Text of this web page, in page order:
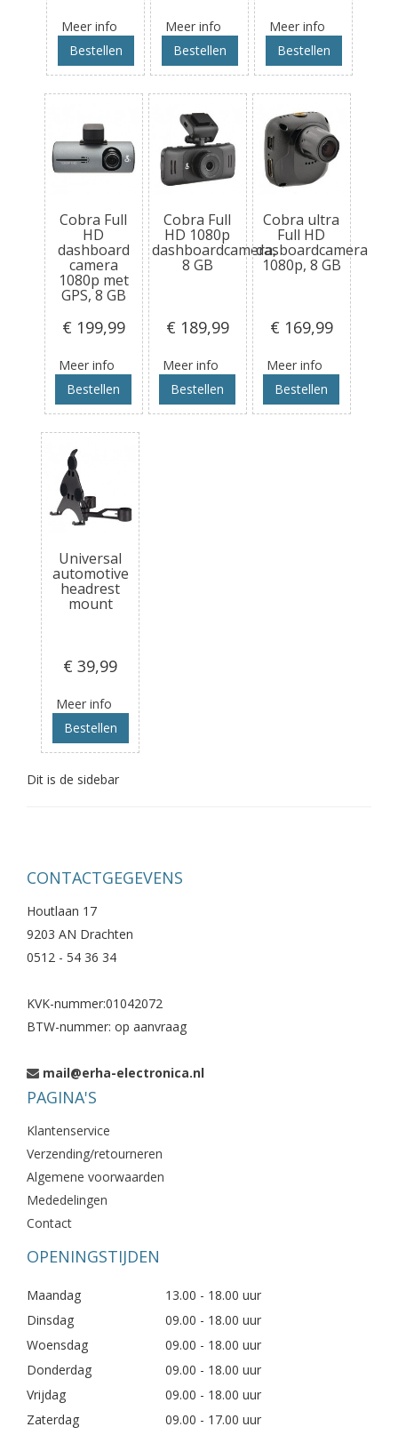
Meer info
Bestellen
Meer info
Bestellen
Meer info
Bestellen
Cobra Full
HD
dashboard
camera
1080p met
GPS, 8 GB
€ 199,99
Meer info
Bestellen
Cobra Full
HD 1080p
dashboardcamera,
8 GB
€ 189,99
Meer info
Bestellen
Cobra ultra
Full HD
dasboardcamera
1080p, 8 GB
€ 169,99
Meer info
Bestellen
Universal
automotive
headrest
mount
€ 39,99
Meer info
Bestellen
Dit is de sidebar
CONTACTGEGEVENS
Houtlaan 17
9203 AN Drachten
0512 - 54 36 34
KVK-nummer:01042072
BTW-nummer: op aanvraag
mail@erha-electronica.nl
PAGINA'S
Klantenservice
Verzending/retourneren
Algemene voorwaarden
Mededelingen
Contact
OPENINGSTIJDEN
Maandag
13.00 - 18.00 uur
Dinsdag
09.00 - 18.00 uur
Woensdag
09.00 - 18.00 uur
Donderdag
09.00 - 18.00 uur
Vrijdag
09.00 - 18.00 uur
Zaterdag
09.00 - 17.00 uur